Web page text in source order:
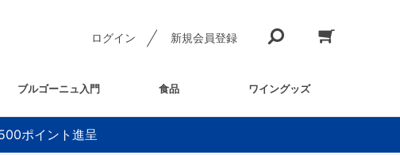
ログイン 新規会員登録
ブルゴーニュ入門 食品 ワイングッズ
ポイント進呈